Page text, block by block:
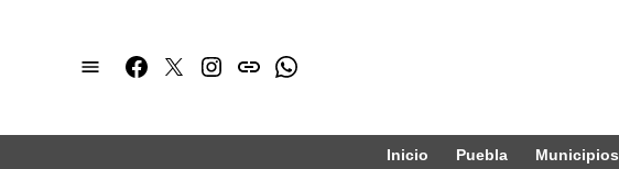
Facebook
TwitterInstagram
issuuWhatsapp
Inicio Puebla Municipios